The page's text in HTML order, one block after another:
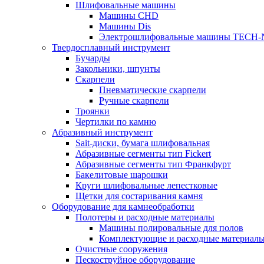
Шлифовальные машины
Машины CHD
Машины Dis
Электрошлифовальные машины TECH-
Твердосплавный инструмент
Бучарды
Закольники, шпунты
Скарпели
Пневматические скарпели
Ручные скарпели
Троянки
Чертилки по камню
Абразивный инструмент
Sait-диски, бумага шлифовальная
Абразивные сегменты тип Fickert
Абразивные сегменты тип Франкфурт
Бакелитовые шарошки
Круги шлифовальные лепестковые
Щетки для состаривания камня
Оборудование для камнеобработки
Полотеры и расходные материалы
Машины полировальные для полов
Комплектующие и расходные
Очистные сооружения
Пескоструйное оборудование